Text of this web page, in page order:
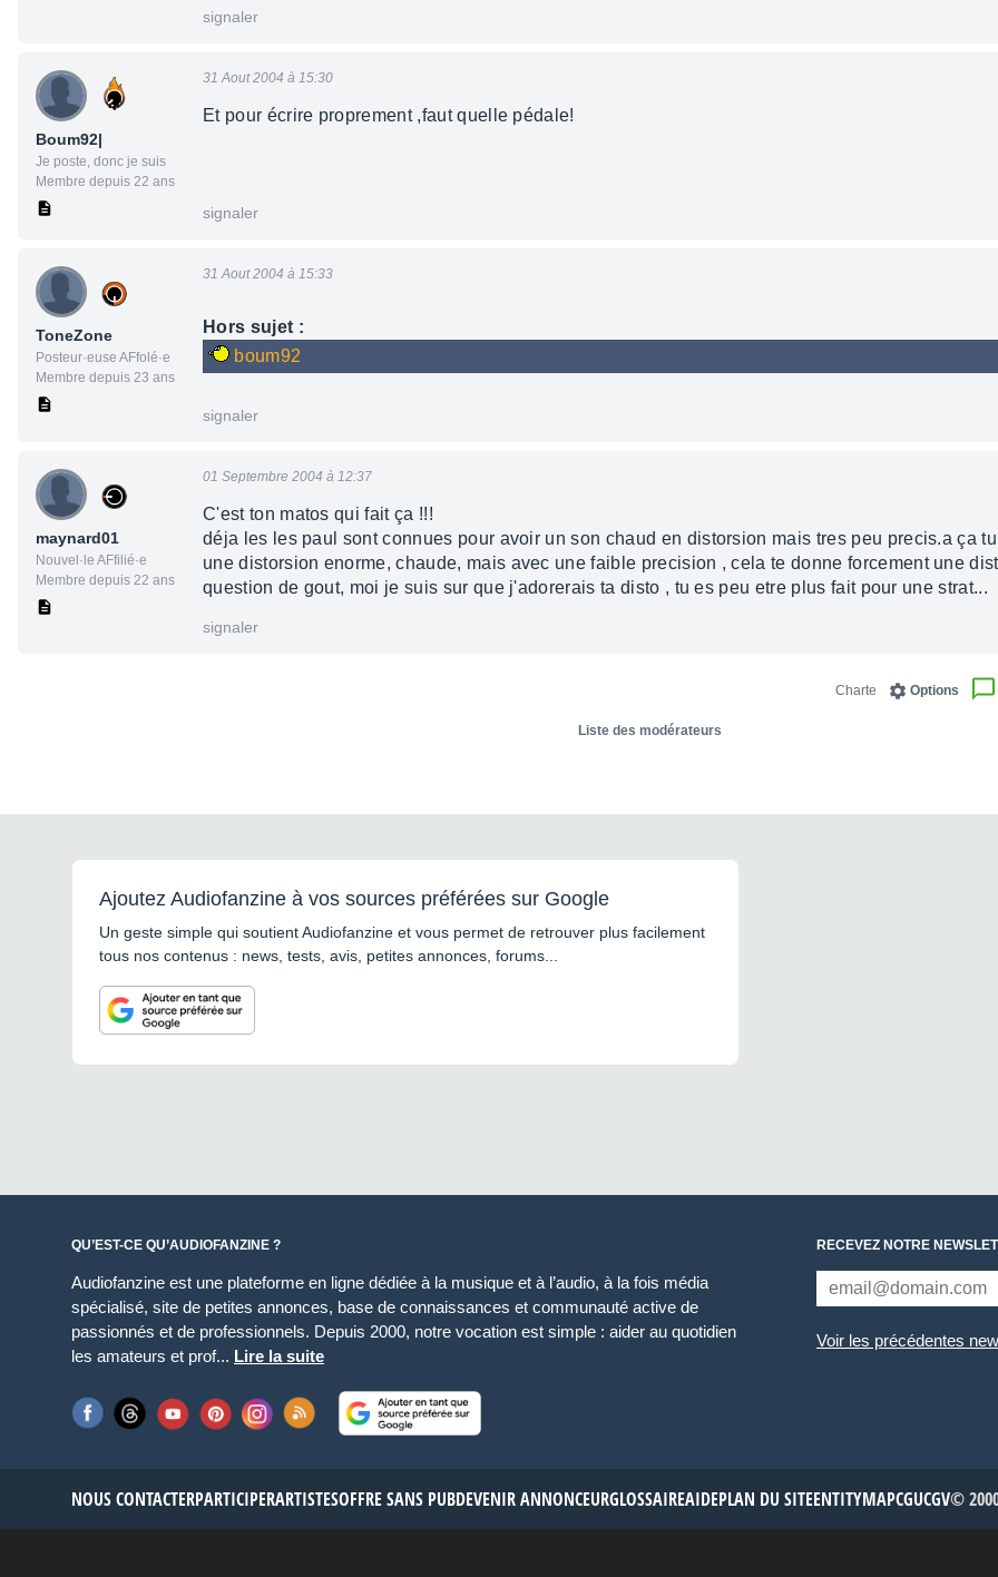
signaler
Boum92|
Je poste, donc je suis
Membre depuis 22 ans
31 Aout 2004 à 15:30
Et pour écrire proprement ,faut quelle pédale!
signaler
ToneZone
Posteur·euse AFfolé·e
Membre depuis 23 ans
31 Aout 2004 à 15:33
Hors sujet :
boum92
signaler
maynard01
Nouvel·le AFfilié·e
Membre depuis 22 ans
01 Septembre 2004 à 12:37
C'est ton matos qui fait ça !!!
déja les les paul sont connues pour avoir un son chaud en distorsion mais tres peu precis.a ça
une distorsion enorme, chaude, mais avec une faible precision , cela te donne forcement une
question de gout, moi je suis sur que j'adorerais ta disto , tu es peu etre plus fait pour une strat...
signaler
Options
Charte
Liste des modérateurs
Ajoutez Audiofanzine à vos sources préférées sur Google
Un geste simple qui soutient Audiofanzine et vous permet de retrouver plus facilement
tous nos contenus : news, tests, avis, petites annonces, forums...
QU’EST-CE QU’AUDIOFANZINE ?
Audiofanzine est une plateforme en ligne dédiée à la musique et à l’audio, à la fois média
spécialisé, site de petites annonces, base de connaissances et communauté active de
passionnés et de professionnels. Depuis 2000, notre vocation est simple : aider au quotidien
les amateurs et prof... Lire la suite
RECEVEZ NOTRE
Voir les précédentes
NOUS CONTACTERPARTICIPERARTISTESOFFRE SANS PUBDEVENIR ANNONCEURGLOSSAIREAIDEPLAN DU SITEENTITYMAPCGUCGV©